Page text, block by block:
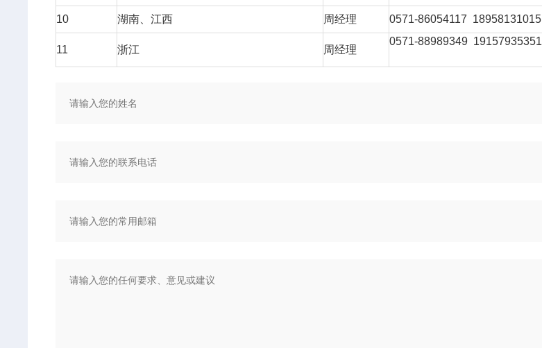
10 湖南、江西 周经理 0571-86054117 18958131015
11 浙江 周经理
0571-88989349 19157935351